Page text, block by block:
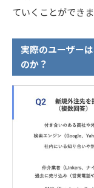
ていくことができま
実際のユーザー
のか？